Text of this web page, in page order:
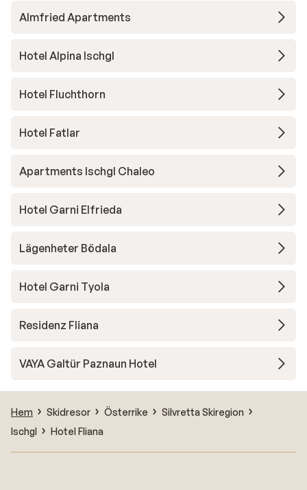
Almfried Apartments
Hotel Alpina Ischgl
Hotel Fluchthorn
Hotel Fatlar
Apartments Ischgl Chaleo
Hotel Garni Elfrieda
Lägenheter Bödala
Hotel Garni Tyola
Residenz Fliana
VAYA Galtür Paznaun Hotel
Hem Skidresor Österrike
Silvretta Skiregion
Ischgl
Hotel Fliana